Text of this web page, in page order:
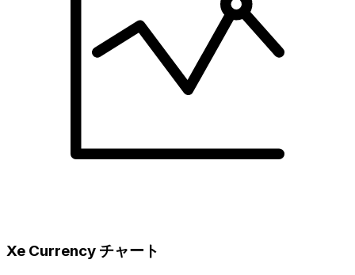
Xe Currency チャート